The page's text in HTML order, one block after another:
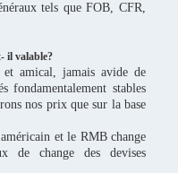
tels que FOB, CFR,
il valable?
amical, jamais avide de
fondamentalement stables
nos prix que sur la base
et le RMB change
de change des devises